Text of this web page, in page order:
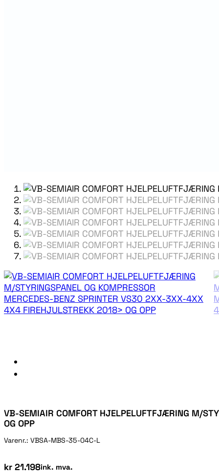
VB-SEMIAIR COMFORT HJELPELUFTFJÆRING M/
OG OPP
Varenr.: VBSA-MBS-35-04C-L
kr 21.198ink. mva.